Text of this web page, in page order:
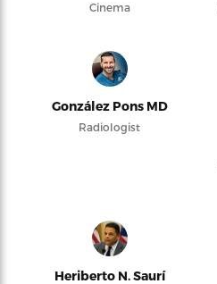
Cinema
González Pons MD
Radiologist
Heriberto N. Saurí